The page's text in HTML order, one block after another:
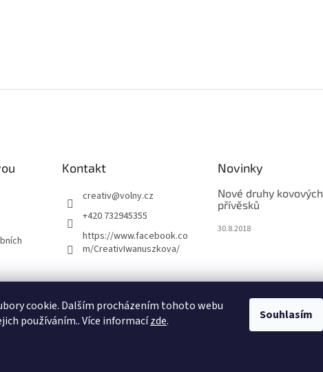
cookie. Dalším procházením tohoto webu
používáním.. Více informacízde. Souhlasím
Kontakt
creativ@volny.cz
+420 732945355
https://www.facebook.co
m/CreativIwanuszkova/
Novinky
Nové druhy kovových
přívěsků
30.8.2018